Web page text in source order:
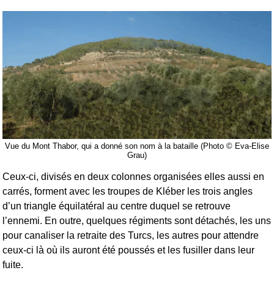
Vue du Mont Thabor, qui a donné son nom à la bataille (Photo © Eva-Elise
Grau)
Ceux-ci, divisés en deux colonnes organisées elles aussi en
carrés, forment avec les troupes de Kléber les trois angles
d’un triangle équilatéral au centre duquel se retrouve
l’ennemi. En outre, quelques régiments sont détachés, les uns
pour canaliser la retraite des Turcs, les autres pour attendre
ceux-ci là où ils auront été poussés et les fusiller dans leur
fuite.